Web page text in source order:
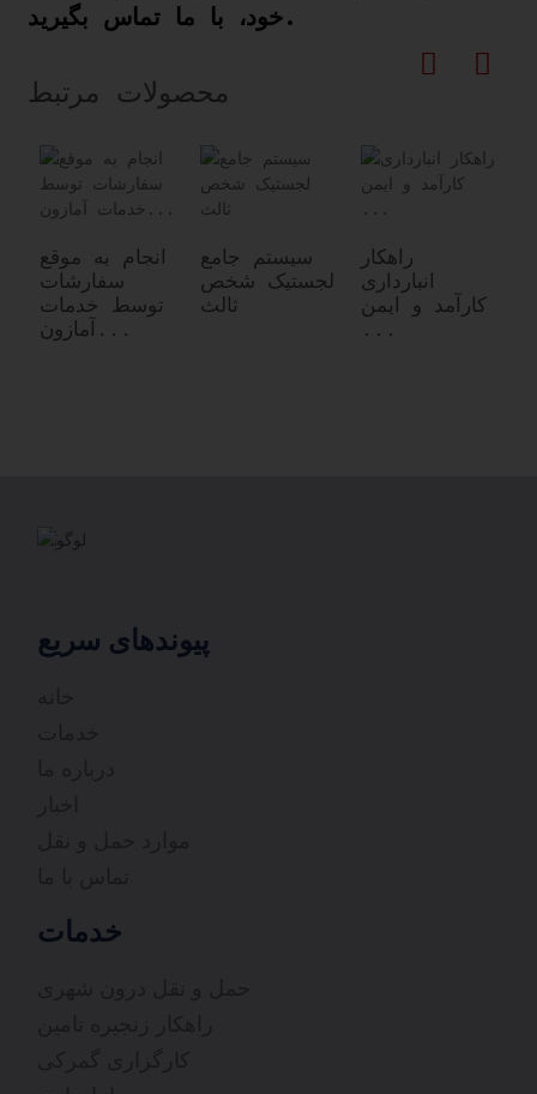
خود، با ما تماس بگیرید.
محصولات مرتبط
انجام به موقع
سفارشات
توسط خدمات
آمازون...
سیستم جامع
لجستیک شخص
ثالث
راهکار
انبارداری
کارآمد و ایمن
...
پیوندهای سریع
خدمات